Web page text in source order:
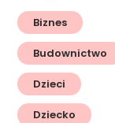
Biznes
Budownictwo
Dzieci
Dziecko